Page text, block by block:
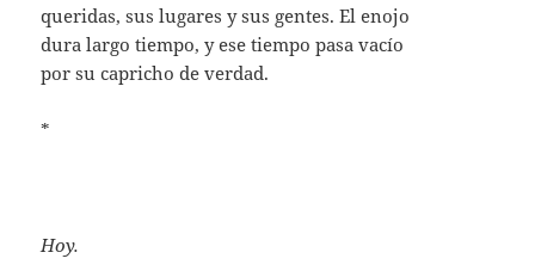
queridas, sus lugares y sus gentes. El enojo
dura largo tiempo, y ese tiempo pasa vacío
por su capricho de verdad.
*
Hoy.